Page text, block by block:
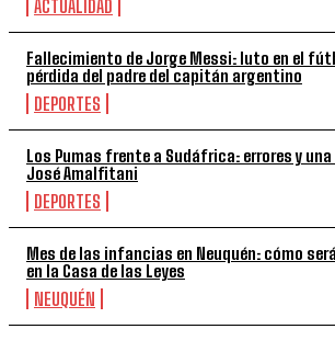
ACTUALIDAD
Fallecimiento de Jorge Messi: luto en el
pérdida del padre del capitán argentino
DEPORTES
Los Pumas frente a Sudáfrica: errores y
José Amalfitani
DEPORTES
Mes de las infancias en Neuquén: cómo
en la Casa de las Leyes
NEUQUÉN